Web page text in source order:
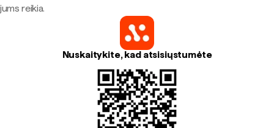
jums reikia.
Nuskaitykite, kad atsisiųstumėte